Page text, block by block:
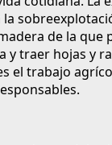
de la que
y traer hojas y
el trabajo